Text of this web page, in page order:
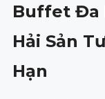
Buffet Đa
Hải Sản
Hạn